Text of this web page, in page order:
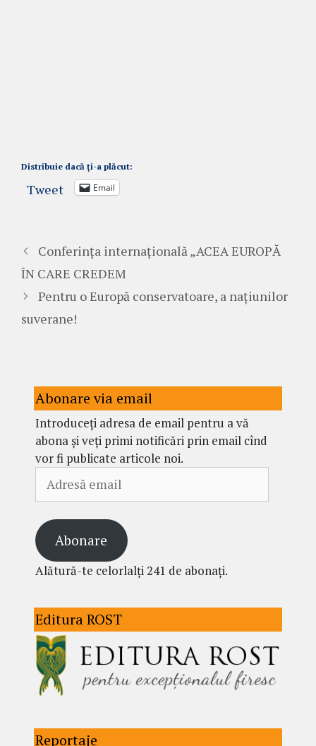
Distribuie dacă ți-a plăcut:
Tweet Email
Conferința internațională „ACEA EUROPĂ
ÎN CARE CREDEM
Pentru o Europă conservatoare, a națiunilor
suverane!
Abonare via email
Introduceți adresa de email pentru a vă
abona și veți primi notificări prin email cînd
vor fi publicate articole noi.
email
Abonare
Alătură-te celorlalți 241 de abonați.
Editura ROST
Reportaje